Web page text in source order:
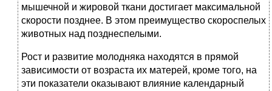
мышечной и жировой ткани достигает максимальной
скорости позднее. В этом преимущество скороспелых
животных над позднеспелыми.
Рост и развитие молодняка находятся в прямой
зависимости от возраста их матерей, кроме того, на
эти показатели оказывают влияние календарный